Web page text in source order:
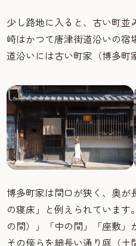
少し路地に入ると、古い町
崎はかつて唐津街道沿いの
道沿いには古い町家（博多町
博多町家は間口が狭く、奥が
の寝床」と例えられていま
の間）」「中の間」「座敷」
その傍らを細長い通り庭（